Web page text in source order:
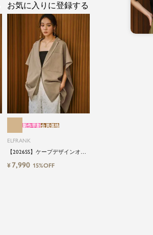
ELFRANK
【2026SS】ケープデザインオー
バージレ Washable
新作早割会員価格
¥7,990 15%OFF
お気に入りに登録する